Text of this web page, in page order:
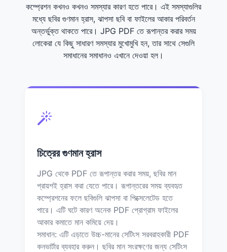
কম্প্রেশন কখনও কখনও সমস্যার কারণ হতে পারে। এই সমস্যাগুলির
মধ্যে ছবির গুণমান হ্রাস, ঝাপসা ছবি বা ফাইলের আকার পরিবর্তন
অন্তর্ভুক্ত থাকতে পারে। JPG PDF তে রূপান্তর করার সময়
লোকেরা যে কিছু সাধারণ সমস্যার মুখোমুখি হন, তার সাথে সেগুলি
সমাধানের সমাধানও এখানে দেওয়া হল।
চিত্রের গুণমান হ্রাস
JPG থেকে PDF তে রূপান্তর করার সময়, ছবির মান
প্রায়শই হ্রাস করা যেতে পারে। রূপান্তরের সময় ব্যবহৃত
কম্প্রেশনের ফলে ছবিগুলি ঝাপসা বা পিক্সেলেটেড হতে
পারে। এটি ঘটে কারণ অনেক PDF প্রোগ্রাম ফাইলের
আকার কমাতে মান কমিয়ে দেয়।
সমাধান: এটি এড়াতে উচ্চ-মানের সেটিংস সরবরাহকারী PDF
কনভার্টার ব্যবহার করুন। ছবির মান সংরক্ষণের জন্য সেটিংস